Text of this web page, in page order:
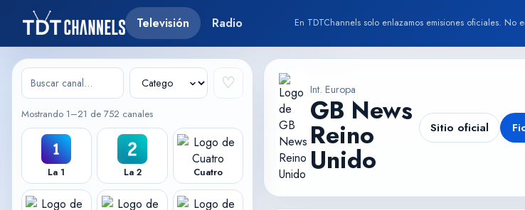
Televisión Radio En TDTChannels solo enlazamos emisiones oficiales. No
♡
Mostrando 1–21 de 752 canales
La 1 La 2 Cuatro
Int. Europa
GB News
Reino
Unido
Sitio oficial